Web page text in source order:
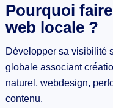
Pourquoi
web locale ?
Développer sa visibilité
globale associant
naturel, webdesign,
contenu.